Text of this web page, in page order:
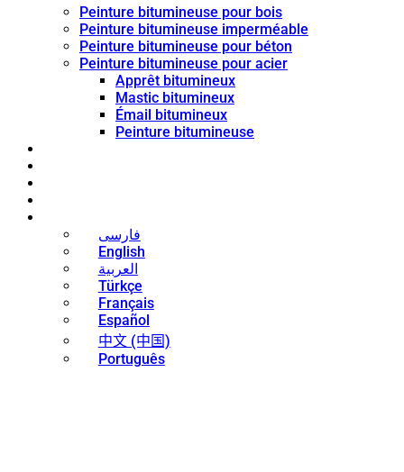
Peinture bitumineuse pour bois
Peinture bitumineuse imperméable
Peinture bitumineuse pour béton
Peinture bitumineuse pour acier
Apprêt bitumineux
Mastic bitumineux
Émail bitumineux
Peinture bitumineuse
فارسی
English
العربية
Türkçe
Français
Español
中文 (中国)
Português